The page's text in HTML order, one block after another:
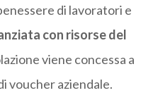
di lavoratori e
con risorse del
viene concessa a
voucher aziendale.